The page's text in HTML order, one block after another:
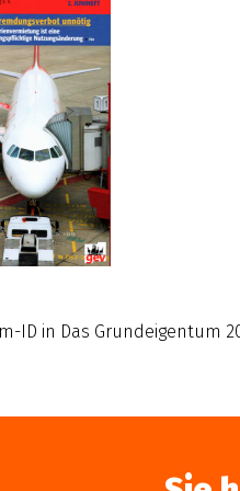
ID in Das Grundeigentum